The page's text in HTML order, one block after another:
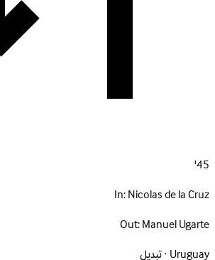
45'
In:Nicolas de la Cruz
Out:Manuel Ugarte
Uruguay · تبديل